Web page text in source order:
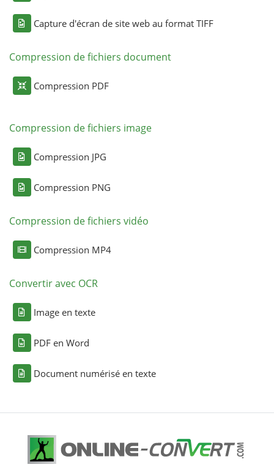
Capture d'écran de site web au format TIFF
Compression de fichiers document
Compression PDF
Compression de fichiers image
Compression JPG
Compression PNG
Compression de fichiers vidéo
Compression MP4
Convertir avec OCR
Image en texte
PDF en Word
Document numérisé en texte